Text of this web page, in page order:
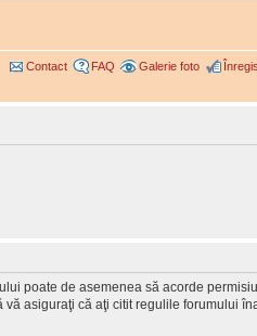
Contact FAQ Galerie foto
poate de asemenea să acorde
asiguraţi că aţi citit regulile forumului